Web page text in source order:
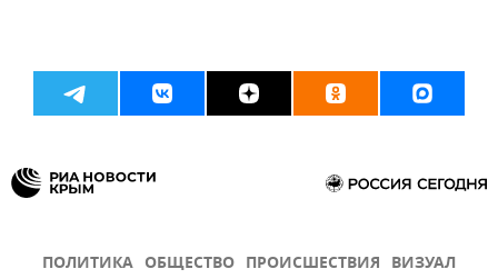
ПОЛИТИКА ОБЩЕСТВО ПРОИСШЕСТВИЯ ВИЗУАЛ